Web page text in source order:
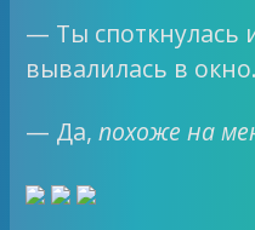
— Ты споткнулась
вывалилась в окно.
— Да,похоже на